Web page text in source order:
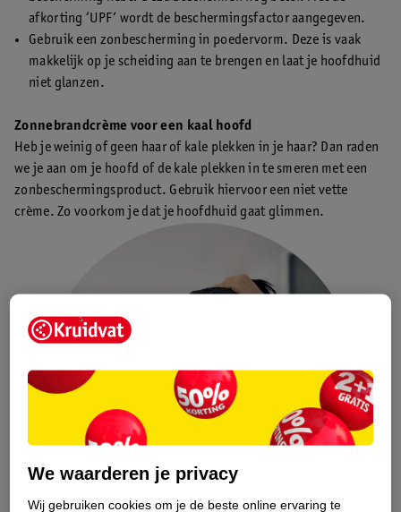
afkorting ‘UPF’ wordt de beschermingsfactor aangegeven.
Gebruik een zonbescherming in poedervorm. Deze is vaak
makkelijk op je scheiding aan te brengen en laat je hoofdhuid
niet glanzen.
Zonnebrandcrème voor een kaal hoofd
Heb je weinig of geen haar of kale plekken in je haar? Dan raden
we je aan om je hoofd of de kale plekken in te smeren met een
zonbeschermingsproduct. Gebruik hiervoor een niet vette
crème. Zo voorkom je dat je hoofdhuid gaat glimmen.
We waarderen je privacy
Wij gebruiken cookies om je de beste online ervaring te